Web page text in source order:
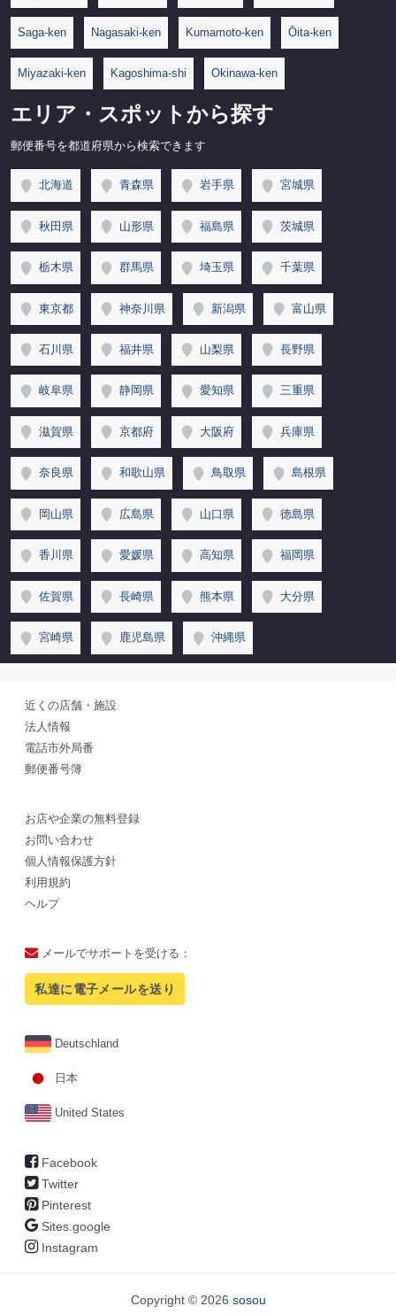
Saga-ken Nagasaki-ken Kumamoto-ken Ōita-ken
Miyazaki-ken Kagoshima-shi Okinawa-ken
エリア・スポットから探す
郵便番号を都道府県から検索できます
北海道 青森県 岩手県 宮城県
秋田県 山形県 福島県 茨城県
栃木県 群馬県 埼玉県 千葉県
東京都 神奈川県 新潟県 富山県
石川県 福井県 山梨県 長野県
岐阜県 静岡県 愛知県 三重県
滋賀県 京都府 大阪府 兵庫県
奈良県 和歌山県 鳥取県 島根県
岡山県 広島県 山口県 徳島県
香川県 愛媛県 高知県 福岡県
佐賀県 長崎県 熊本県 大分県
宮崎県 鹿児島県 沖縄県
近くの店舗・施設
法人情報
電話市外局番
郵便番号簿
お店や企業の無料登録
お問い合わせ
個人情報保護方針
利用規約
ヘルプ
メールでサポートを受ける：
私達に電子メールを送り
Deutschland
日本
United States
Facebook
Twitter
Pinterest
Sites.google
Instagram
Copyright © 2026 sosou